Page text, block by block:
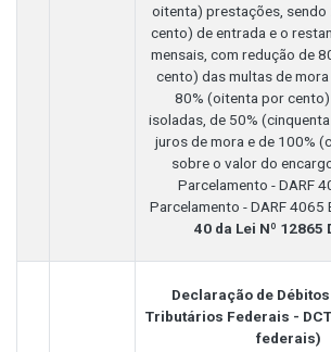
oitenta) prestações, sendo
cento) de entrada e o
mensais, com redução de
cento) das multas de
80% (oitenta por
isoladas, de 50%
juros de mora e de 100%
sobre o valor do
Parcelamento - DARF
Parcelamento - DARF 4065
40 da Lei Nº 12865
Declaração de
Tributários Federais -
federais)